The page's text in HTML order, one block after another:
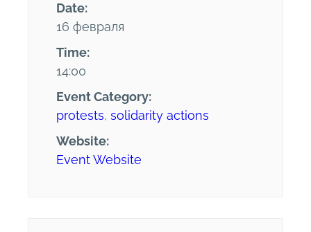
Date:
16 февраля
Time:
14:00
Event Category:
protests, solidarity actions
Website:
Event Website